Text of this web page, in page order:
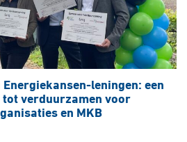
leningen: een
verduurzamen voor
en MKB